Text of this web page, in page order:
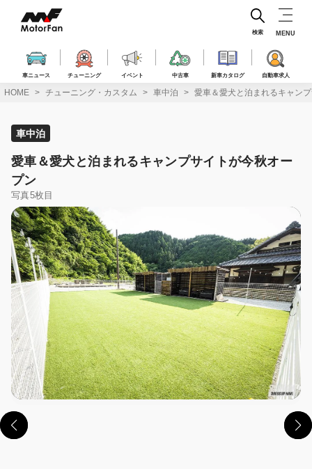
ス
車ニュース チューニング イベント 中古車 新車カタログ 自動車求人
検索 MENU
HOME チューニング・カスタム 車中泊 愛車＆愛犬と泊まれるキャン
車中泊
愛車＆愛犬と泊まれるキャンプサイトが今秋オー
プン
写真5枚目